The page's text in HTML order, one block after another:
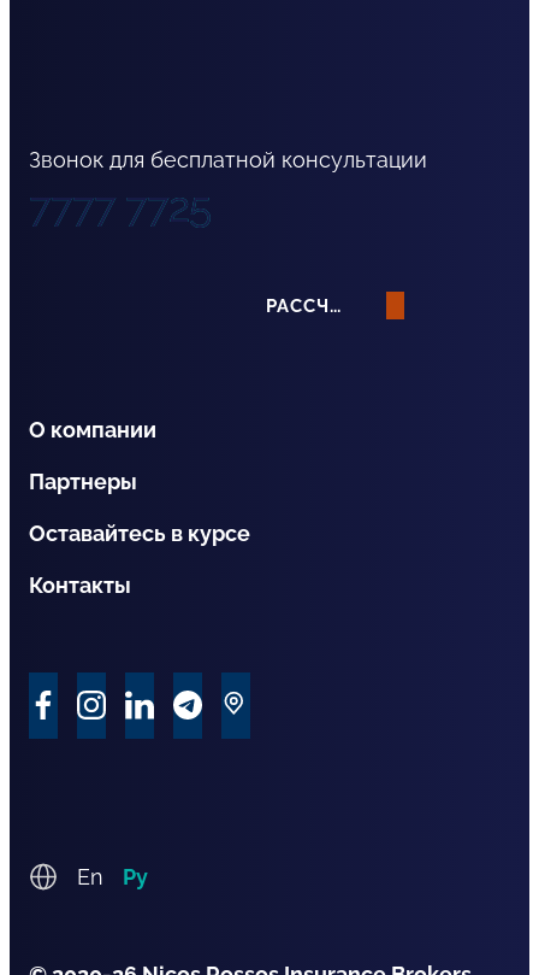
Звонок для бесплатной консультации
7777 7725
РАССЧИТАТЬ СТРАХОВАНИЕ
О компании
Партнеры
Оставайтесь в курсе
Контакты
En Ру